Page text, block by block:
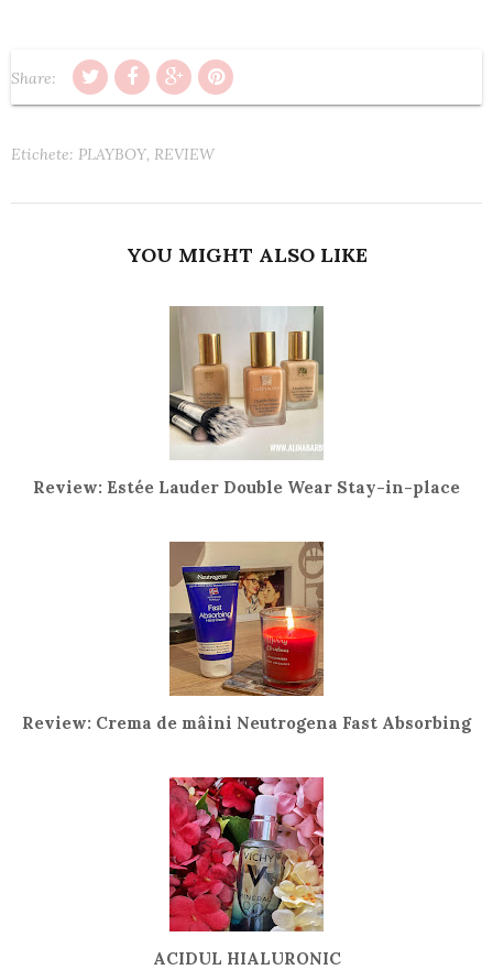
Share:
Etichete: PLAYBOY, REVIEW
YOU MIGHT ALSO LIKE
Review: Estée Lauder Double Wear Stay-in-place
Review: Crema de mâini Neutrogena Fast Absorbing
ACIDUL HIALURONIC